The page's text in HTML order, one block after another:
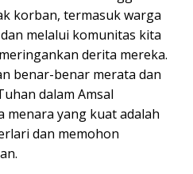
korban, termasuk warga
melalui komunitas kita
derita mereka.
benar-benar merata dan
dalam Amsal
menara yang kuat adalah
dan memohon